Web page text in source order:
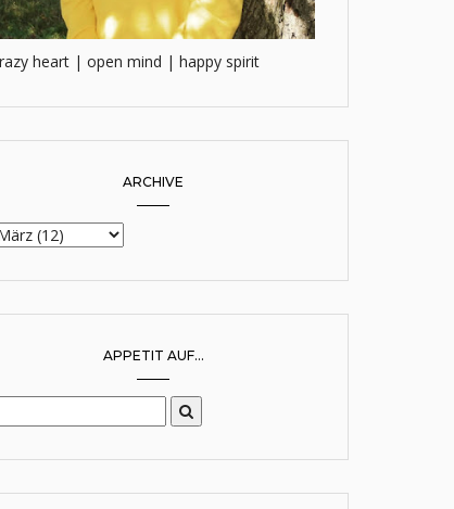
heart | open mind | happy spirit
ARCHIVE
APPETIT AUF...